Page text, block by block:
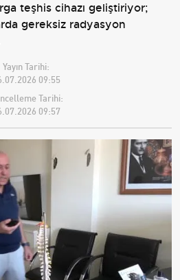
teşhis cihazı geliştiriyor;
gereksiz radyasyon
Yayın Tarihi:
09:55
Tarihi:
09:57